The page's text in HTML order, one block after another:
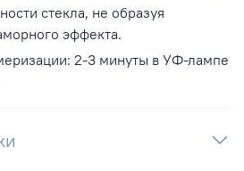
стекла, не образуя
эффекта.
2-3 минуты в УФ-лампе